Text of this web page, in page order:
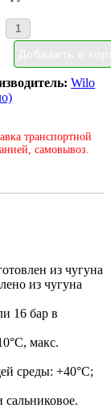
Wilo
транспортной
самовывоз.
из чугуна
из чугуна
16 бар в
макс.
среды: +40°С;